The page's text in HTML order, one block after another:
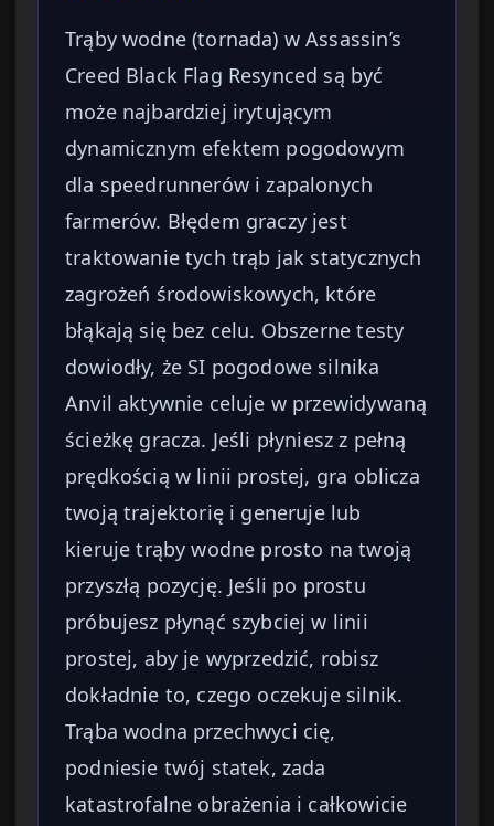
Trąby wodne (tornada) w Assassin’s
Creed Black Flag Resynced są być
może najbardziej irytującym
dynamicznym efektem pogodowym
dla speedrunnerów i zapalonych
farmerów. Błędem graczy jest
traktowanie tych trąb jak statycznych
zagrożeń środowiskowych, które
błąkają się bez celu. Obszerne testy
dowiodły, że SI pogodowe silnika
Anvil aktywnie celuje w przewidywaną
ścieżkę gracza. Jeśli płyniesz z pełną
prędkością w linii prostej, gra oblicza
twoją trajektorię i generuje lub
kieruje trąby wodne prosto na twoją
przyszłą pozycję. Jeśli po prostu
próbujesz płynąć szybciej w linii
prostej, aby je wyprzedzić, robisz
dokładnie to, czego oczekuje silnik.
Trąba wodna przechwyci cię,
podniesie twój statek, zada
katastrofalne obrażenia i całkowicie